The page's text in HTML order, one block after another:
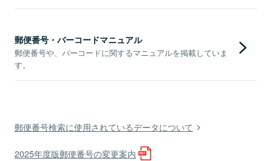
郵便番号・バーコードマニュアル
郵便番号や、バーコードに関するマニュアルを掲載していま
す。
郵便番号検索に使用されているデータについて
2025年度版郵便番号の変更案内